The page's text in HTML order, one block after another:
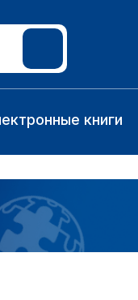
книги